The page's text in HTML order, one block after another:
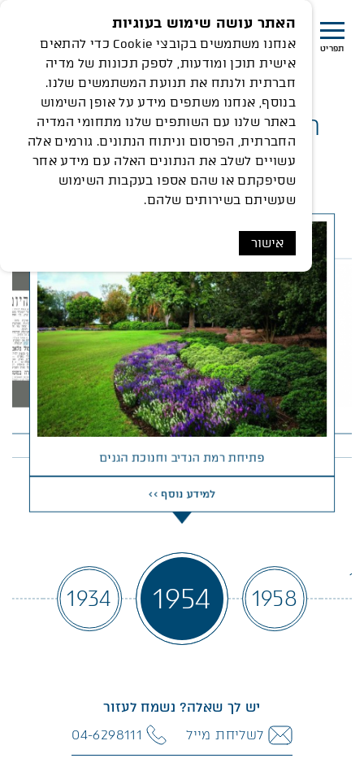
תפריט
רמת הנדיב על ציר הזמן
פתיחת רמת הנדיב וחנוכת הגנים
למידע נוסף >>
1934 1954 1958
יש לך שאלה? נשמח לעזור
לשליחת מייל
04-6298111
האתר עושה שימוש בעוגיות
אנחנו משתמשים בקובצי Cookie כדי להתאים
אישית תוכן ומודעות, לספק תכונות של מדיה
חברתית ולנתח את תנועת המשתמשים שלנו.
בנוסף, אנחנו משתפים מידע על אופן השימוש
באתר שלנו עם השותפים שלנו מתחומי המדיה
החברתית, הפרסום וניתוח הנתונים. גורמים אלה
עשויים לשלב את הנתונים האלה עם מידע אחר
שסיפקתם או שהם אספו בעקבות השימוש
שעשיתם בשירותים שלהם.
אישור